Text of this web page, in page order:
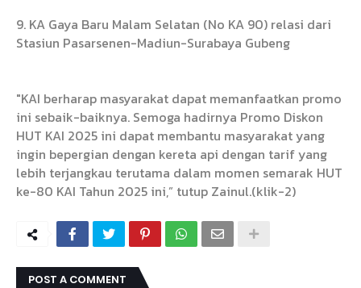
9. KA Gaya Baru Malam Selatan (No KA 90) relasi dari
Stasiun Pasarsenen-Madiun-Surabaya Gubeng
"KAI berharap masyarakat dapat memanfaatkan promo
ini sebaik-baiknya. Semoga hadirnya Promo Diskon
HUT KAI 2025 ini dapat membantu masyarakat yang
ingin bepergian dengan kereta api dengan tarif yang
lebih terjangkau terutama dalam momen semarak HUT
ke-80 KAI Tahun 2025 ini,” tutup Zainul.(klik-2)
POST A COMMENT